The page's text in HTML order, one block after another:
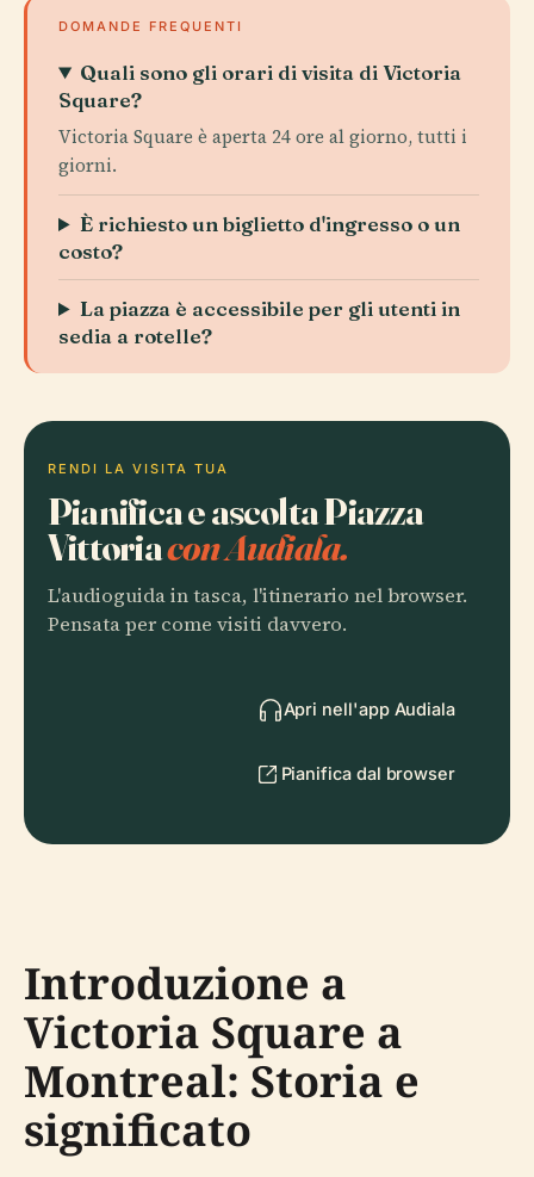
DOMANDE FREQUENTI
Quali sono gli orari di visita di Victoria
Square?
Victoria Square è aperta 24 ore al giorno, tutti i
giorni.
È richiesto un biglietto d'ingresso o un
costo?
La piazza è accessibile per gli utenti in
sedia a rotelle?
RENDI LA VISITA TUA
Pianifica e ascolta Piazza
Vittoriacon Audiala.
L'audioguida in tasca, l'itinerario nel browser.
Pensata per come visiti davvero.
Apri nell'app Audiala
Pianifica dal browser
Introduzione a
Victoria Square a
Montreal: Storia e
significato